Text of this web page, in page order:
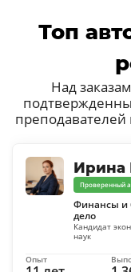
Топ
Над
преподавателей
Ирина
Проверенный
Финансы и
дело
Кандидат
наук
Опыт